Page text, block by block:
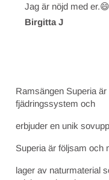
Jag är nöjd med er.😄
Birgitta J
Ramsängen Superia
fjädringssystem och
erbjuder en unik
Superia är följsam och
lager av naturmaterial